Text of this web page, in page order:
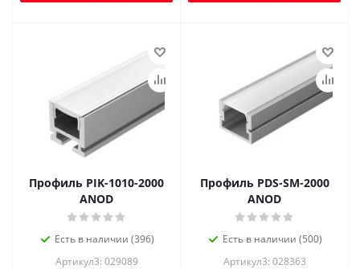
Профиль PIK-1010-2000
ANOD
Есть в наличии (396)
Артикул3: 029089
Профиль PDS-SM-2000
ANOD
Есть в наличии (500)
Артикул3: 028363